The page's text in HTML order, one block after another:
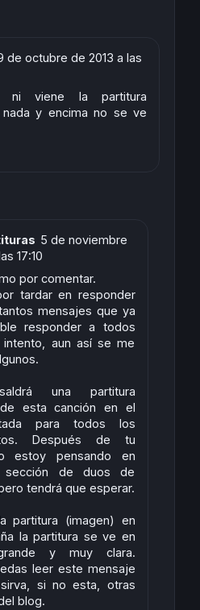
de octubre de 2013 a las
ni viene la partitura
y encima no se ve
5 de noviembre
17:10
por comentar.
tardar en responder
mensajes que ya
responder a todos
intento, aun así se me
una partitura
esta canción en el
para todos los
Después de tu
estoy pensando en
sección de duos de
tendrá que esperar.
partitura (imagen) en
la partitura se ve en
y muy clara.
leer este mensaje
si no esta, otras
blog.